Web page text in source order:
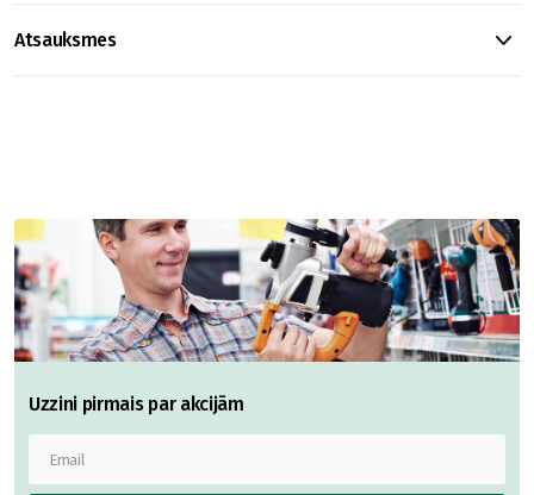
Atsauksmes
Uzzini pirmais par akcijām